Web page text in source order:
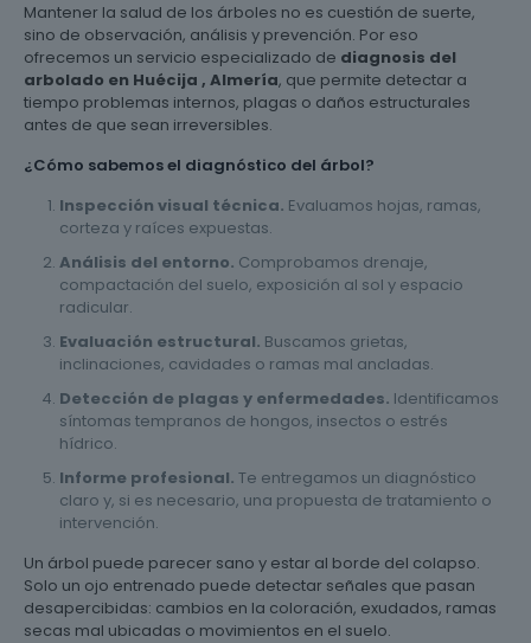
Mantener la salud de los árboles no es cuestión de suerte,
sino de observación, análisis y prevención. Por eso
ofrecemos un servicio especializado de diagnosis del
arbolado en Huécija , Almería, que permite detectar a
tiempo problemas internos, plagas o daños estructurales
antes de que sean irreversibles.
¿Cómo sabemos el diagnóstico del árbol?
Inspección visual técnica. Evaluamos hojas, ramas,
corteza y raíces expuestas.
Análisis del entorno. Comprobamos drenaje,
compactación del suelo, exposición al sol y espacio
radicular.
Evaluación estructural. Buscamos grietas,
inclinaciones, cavidades o ramas mal ancladas.
Detección de plagas y enfermedades. Identificamos
síntomas tempranos de hongos, insectos o estrés
hídrico.
Informe profesional. Te entregamos un diagnóstico
claro y, si es necesario, una propuesta de tratamiento o
intervención.
Un árbol puede parecer sano y estar al borde del colapso.
Solo un ojo entrenado puede detectar señales que pasan
desapercibidas: cambios en la coloración, exudados, ramas
secas mal ubicadas o movimientos en el suelo.